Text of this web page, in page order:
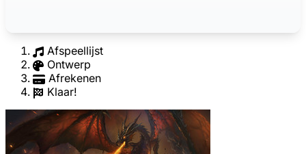
Afspeellijst
Ontwerp
Afrekenen
Klaar!